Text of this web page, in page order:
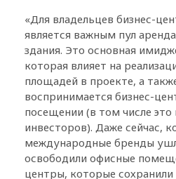
«Для владельцев бизнес-
является важным пул
здания. Это основная
которая влияет на
площадей в проекте, а
воспринимается бизнес-
посещении (в том числе это
инвесторов). Даже сейчас,
международные бренды
освободили офисные
центры, которые сохранили